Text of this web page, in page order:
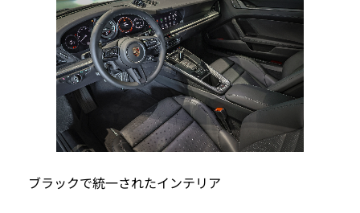
ブラックで統一されたインテリア